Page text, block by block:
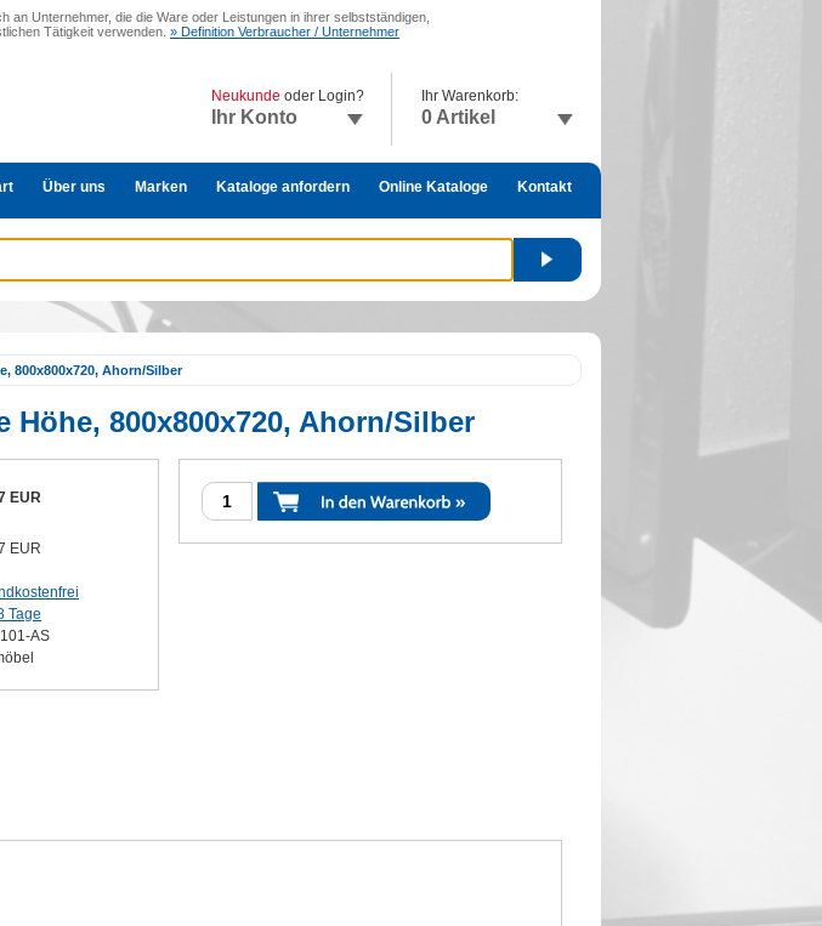
Unternehmer, die die Ware oder Leistungen in ihrer selbstständigen,
Tätigkeit verwenden. » Definition Verbraucher / Unternehmer
Über uns Marken Kataloge anfordern Online Kataloge Kontakt
Neukunde oder Login?
Ihr Konto
Ihr Warenkorb:
0 Artikel
800x800x720, Ahorn/Silber
Höhe, 800x800x720, Ahorn/Silber
EUR
EUR
Tage
AS